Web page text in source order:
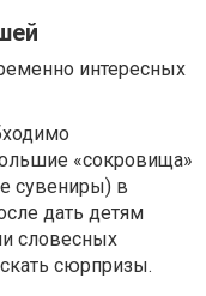
интересных
«сокровища»
сувениры) в
дать детям
словесных
сюрпризы.